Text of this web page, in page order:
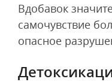
Вдобавок
самочувствие
опасное